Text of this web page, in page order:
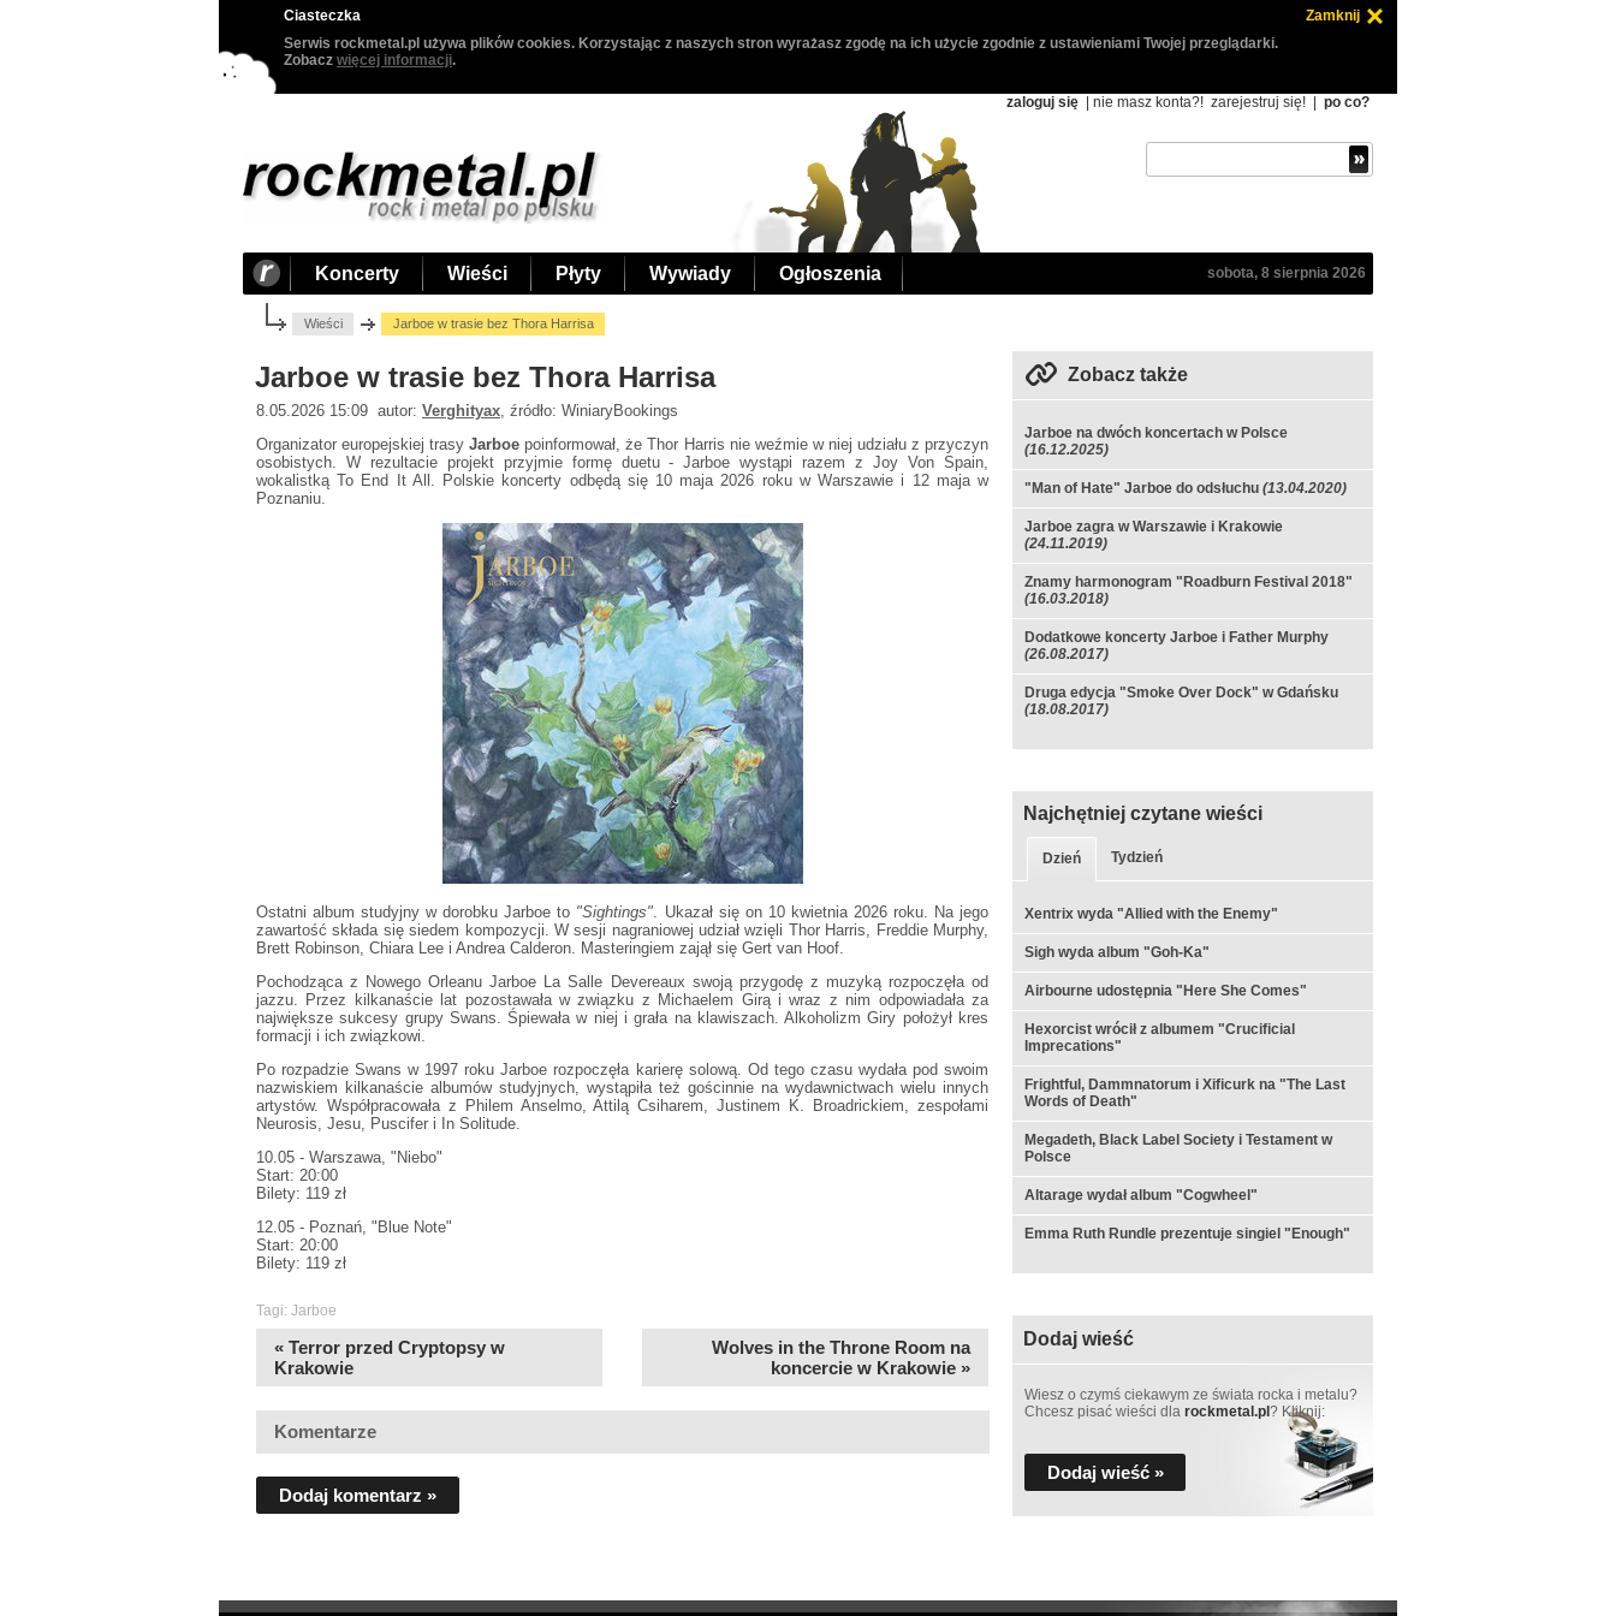
Ciasteczka
Zamknij
Serwis rockmetal.pl używa plików cookies. Korzystając z naszych stron wyrażasz zgodę na ich użycie zgodnie z ustawieniami Twojej przeglądarki.
Zobacz więcej informacji.
zaloguj się | nie masz konta?! zarejestruj się! po co?
Koncerty Wieści Płyty Wywiady Ogłoszenia sobota, 8 sierpnia 2026
Wieści Jarboe w trasie bez Thora Harrisa
Jarboe w trasie bez Thora Harrisa
8.05.2026 15:09 autor: Verghityax , źródło: WiniaryBookings
Organizator europejskiej trasyJarboe poinformował, że Thor Harris nie weźmie w niej udziału z przyczyn
osobistych. W rezultacie projekt przyjmie formę duetu - Jarboe wystąpi razem z Joy Von Spain,
wokalistką To End It All. Polskie koncerty odbędą się 10 maja 2026 roku w Warszawie i 12 maja w
Poznaniu.
Ostatni album studyjny w dorobku Jarboe to "Sightings" . Ukazał się on 10 kwietnia 2026 roku. Na jego
zawartość składa się siedem kompozycji. W sesji nagraniowej udział wzięli Thor Harris, Freddie Murphy,
Brett Robinson, Chiara Lee i Andrea Calderon. Masteringiem zajął się Gert van Hoof.
Pochodząca z Nowego Orleanu Jarboe La Salle Devereaux swoją przygodę z muzyką rozpoczęła od
jazzu. Przez kilkanaście lat pozostawała w związku z Michaelem Girą i wraz z nim odpowiadała za
największe sukcesy grupy Swans. Śpiewała w niej i grała na klawiszach. Alkoholizm Giry położył kres
formacji i ich związkowi.
Po rozpadzie Swans w 1997 roku Jarboe rozpoczęła karierę solową. Od tego czasu wydała pod swoim
nazwiskiem kilkanaście albumów studyjnych, wystąpiła też gościnnie na wydawnictwach wielu innych
artystów. Współpracowała z Philem Anselmo, Attilą Csiharem, Justinem K. Broadrickiem, zespołami
Neurosis, Jesu, Puscifer i In Solitude.
10.05 - Warszawa, "Niebo"
Start: 20:00
Bilety: 119 zł
12.05 - Poznań, "Blue Note"
Start: 20:00
Bilety: 119 zł
Tagi: Jarboe
« Terror przed Cryptopsy w
Krakowie
Wolves in the Throne Room na
koncercie w Krakowie »
Komentarze
Dodaj komentarz »
Zobacz także
Jarboe na dwóch koncertach w Polsce
(16.12.2025)
"Man of Hate" Jarboe do odsłuchu (13.04.2020)
Jarboe zagra w Warszawie i Krakowie
(24.11.2019)
Znamy harmonogram "Roadburn Festival 2018"
(16.03.2018)
Dodatkowe koncerty Jarboe i Father Murphy
(26.08.2017)
Druga edycja "Smoke Over Dock" w Gdańsku
(18.08.2017)
Najchętniej czytane wieści
Dzień Tydzień
Xentrix wyda "Allied with the Enemy"
Sigh wyda album "Goh-Ka"
Airbourne udostępnia "Here She Comes"
Hexorcist wrócił z albumem "Crucificial
Imprecations"
Frightful, Dammnatorum i Xificurk na "The Last
Words of Death"
Megadeth, Black Label Society i Testament w
Polsce
Altarage wydał album "Cogwheel"
Emma Ruth Rundle prezentuje singiel "Enough"
Dodaj wieść
Wiesz o czymś ciekawym ze świata rocka i metalu?
Chcesz pisać wieści dla rockmetal.pl ? Kliknij:
Dodaj wieść »